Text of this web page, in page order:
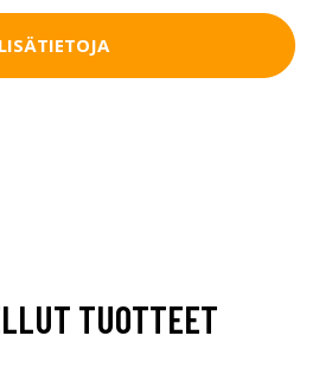
LISÄTIETOJA
TUOTTEET